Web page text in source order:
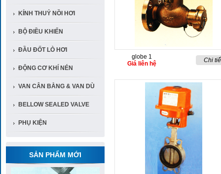
KÍNH THUỶ NỒI HƠI
BỘ ĐIỀU KHIỂN
ĐẦU ĐỐT LÒ HƠI
ĐỘNG CƠ KHÍ NÉN
VAN CÂN BẰNG & VAN DÙ
BELLOW SEALED VALVE
PHỤ KIỆN
SẢN PHẨM MỚI
globe 1
Giá liên hệ
Chi